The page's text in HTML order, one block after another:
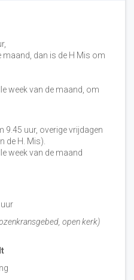
maand, dan is de H Mis om
week van de maand, om
9.45 uur, overige vrijdagen
de H. Mis).
week van de maand
open kerk)